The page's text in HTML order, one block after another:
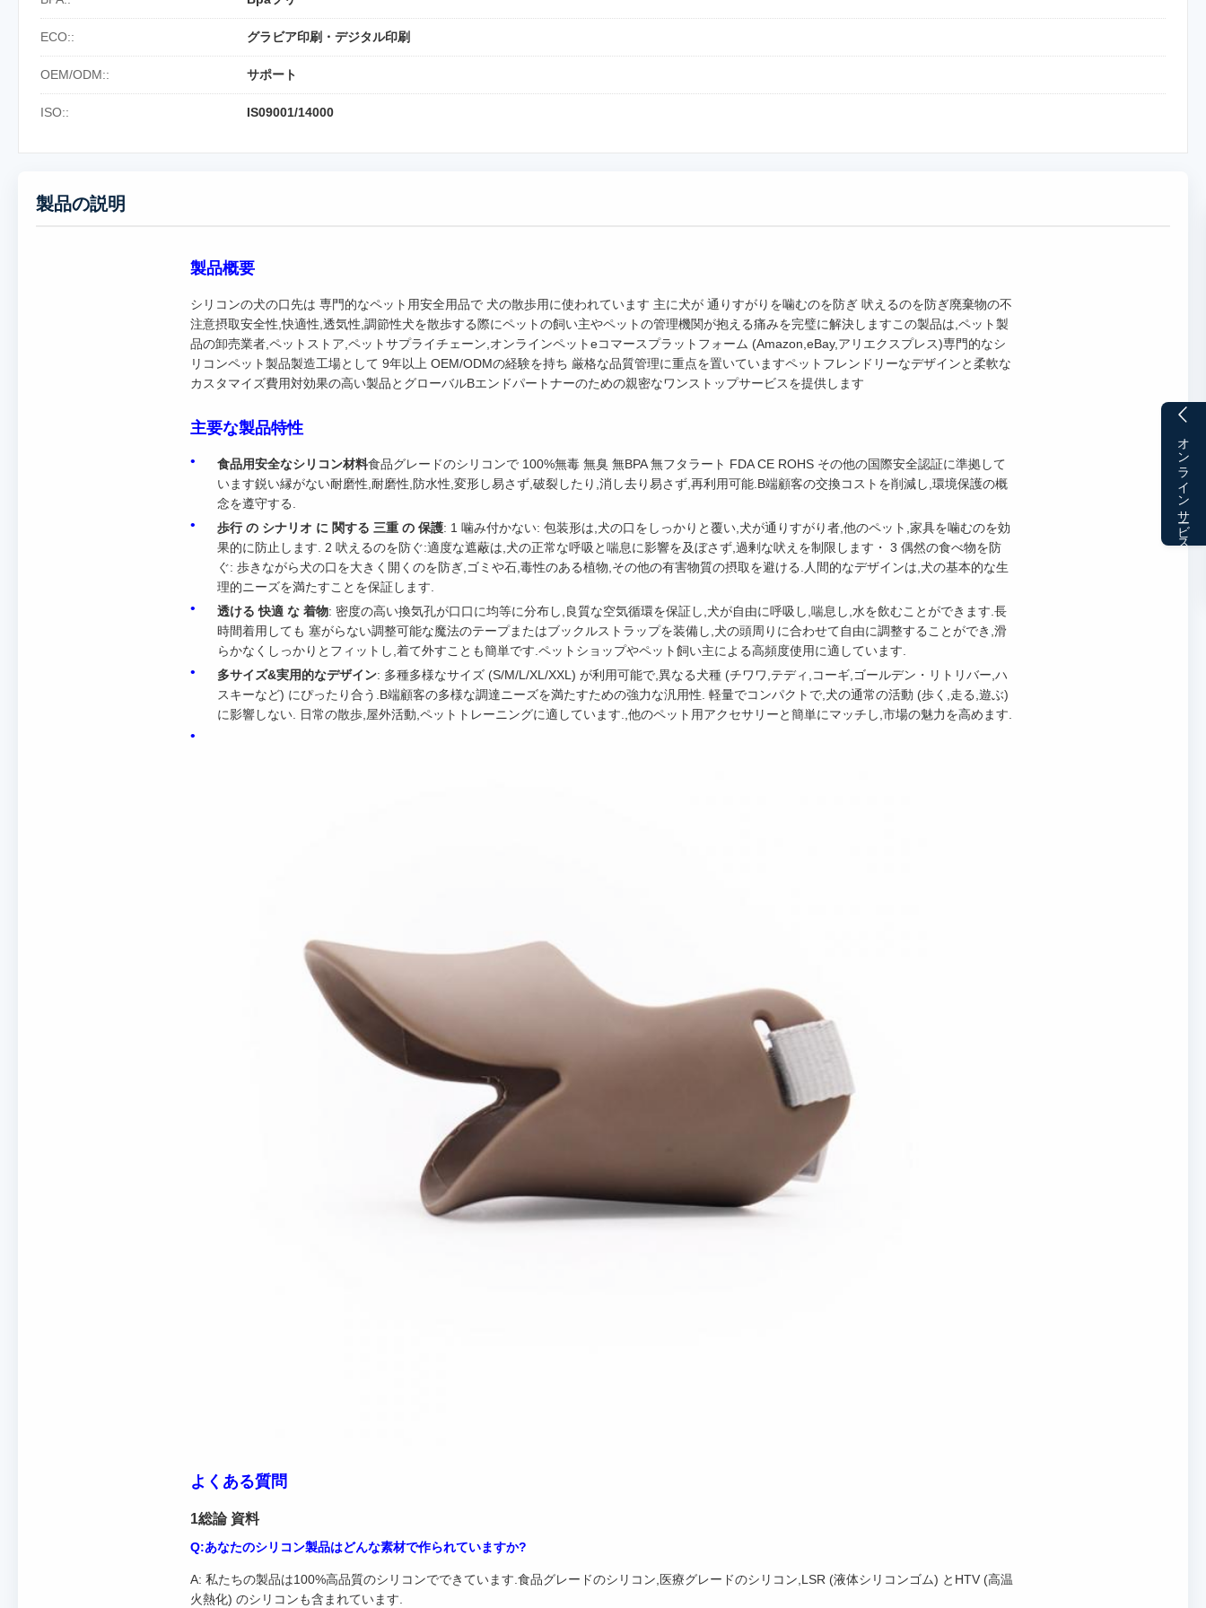
オンラインサービス
ECO:: グラビア印刷・デジタル印刷
OEM/ODM:: サポート
ISO:: IS09001/14000
製品の説明
製品概要
シリコンの犬の口先は 専門的なペット用安全用品で 犬の散歩用に使われています 主に犬が 通りすがりを噛むのを防ぎ 吠えるのを防ぎ廃棄物の不
注意摂取安全性,快適性,透気性,調節性犬を散歩する際にペットの飼い主やペットの管理機関が抱える痛みを完璧に解決しますこの製品は,ペット製
品の卸売業者,ペットストア,ペットサプライチェーン,オンラインペットeコマースプラットフォーム (Amazon,eBay,アリエクスプレス)専門的なシ
リコンペット製品製造工場として 9年以上 OEM/ODMの経験を持ち 厳格な品質管理に重点を置いていますペットフレンドリーなデザインと柔軟な
カスタマイズ費用対効果の高い製品とグローバルBエンドパートナーのための親密なワンストップサービスを提供します
主要な製品特性
食品用安全なシリコン材料食品グレードのシリコンで 100%無毒 無臭 無BPA 無フタラート FDA CE ROHS その他の国際安全認証に準拠して
います鋭い縁がない耐磨性,耐磨性,防水性,変形し易さず,破裂したり,消し去り易さず,再利用可能.B端顧客の交換コストを削減し,環境保護の概
念を遵守する.
歩行 の シナリオ に 関する 三重 の 保護: 1 噛み付かない: 包装形は,犬の口をしっかりと覆い,犬が通りすがり者,他のペット,家具を噛むのを効
果的に防止します. 2 吠えるのを防ぐ:適度な遮蔽は,犬の正常な呼吸と喘息に影響を及ぼさず,過剰な吠えを制限します・ 3 偶然の食べ物を防
ぐ: 歩きながら犬の口を大きく開くのを防ぎ,ゴミや石,毒性のある植物,その他の有害物質の摂取を避ける.人間的なデザインは,犬の基本的な生
理的ニーズを満たすことを保証します.
透ける 快適 な 着物: 密度の高い換気孔が口口に均等に分布し,良質な空気循環を保証し,犬が自由に呼吸し,喘息し,水を飲むことができます.長
時間着用しても 塞がらない調整可能な魔法のテープまたはブックルストラップを装備し,犬の頭周りに合わせて自由に調整することができ,滑
らかなくしっかりとフィットし,着て外すことも簡単です.ペットショップやペット飼い主による高頻度使用に適しています.
多サイズ&実用的なデザイン: 多種多様なサイズ (S/M/L/XL/XXL) が利用可能で,異なる犬種 (チワワ,テディ,コーギ,ゴールデン・リトリバー,ハ
スキーなど) にぴったり合う.B端顧客の多様な調達ニーズを満たすための強力な汎用性. 軽量でコンパクトで,犬の通常の活動 (歩く,走る,遊ぶ)
に影響しない. 日常の散歩,屋外活動,ペットトレーニングに適しています.,他のペット用アクセサリーと簡単にマッチし,市場の魅力を高めます.
よくある質問
1総論 資料
Q:あなたのシリコン製品はどんな素材で作られていますか?
A: 私たちの製品は100%高品質のシリコンでできています.食品グレードのシリコン,医療グレードのシリコン,LSR (液体シリコンゴム) とHTV (高温
火熱化) のシリコンも含まれています.